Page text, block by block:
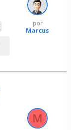
por
Marcus